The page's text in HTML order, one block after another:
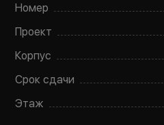
Номер
Проект
Корпус
Срок сдачи
Этаж